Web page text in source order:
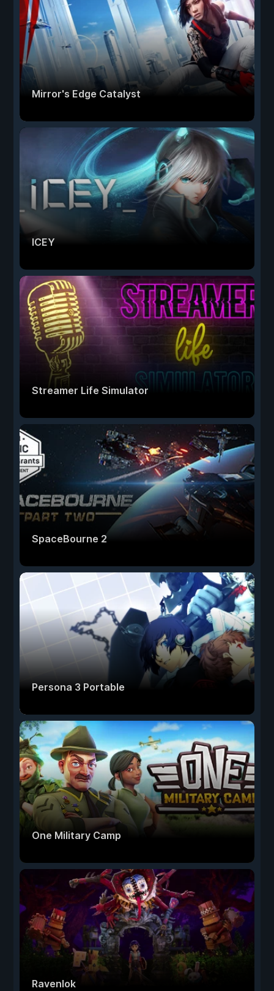
Mirror's Edge Catalyst
ICEY
Streamer Life Simulator
SpaceBourne 2
Persona 3 Portable
One Military Camp
Ravenlok